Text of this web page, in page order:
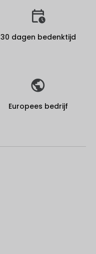
30 dagen bedenktijd
Europees bedrijf